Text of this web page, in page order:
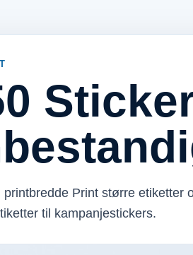
printbredde Print større etiketter
til kampanjestickers.